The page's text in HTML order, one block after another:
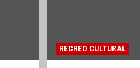
RECREO CULTURAL